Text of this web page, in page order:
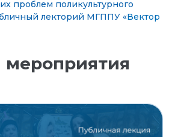
проблем поликультурного
лекторий МГППУ «Вектор
мероприятия